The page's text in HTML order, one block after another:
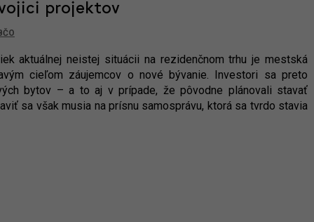
projektov
aktuálnej neistej situácii na rezidenčnom trhu je mestská
cieľom záujemcov o nové bývanie. Investori sa preto
bytov – a to aj v prípade, že pôvodne plánovali stavať
sa však musia na prísnu samosprávu, ktorá sa tvrdo stavia